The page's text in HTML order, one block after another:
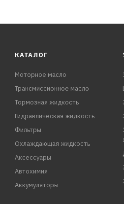
КАТАЛОГ
Моторное масло
Трансмиссионное масло
Тормозная жидкость
Гидравлическая жидкость
Фильтры
Охлаждающая жидкость
Аксессуары
Автохимия
Аккумуляторы